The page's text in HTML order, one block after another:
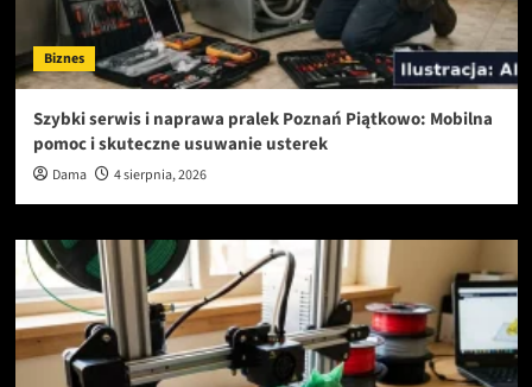
Biznes
Szybki serwis i naprawa pralek Poznań Piątkowo: Mobilna
pomoc i skuteczne usuwanie usterek
Dama 4 sierpnia, 2026